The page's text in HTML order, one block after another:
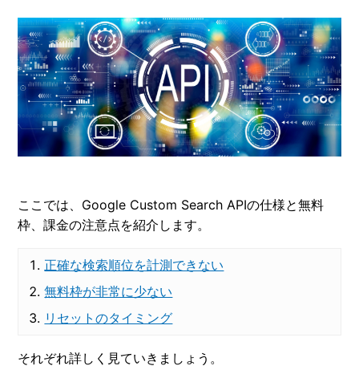
ここでは、Google Custom Search APIの仕様と無料
枠、課金の注意点を紹介します。
正確な検索順位を計測できない
無料枠が非常に少ない
リセットのタイミング
それぞれ詳しく見ていきましょう。